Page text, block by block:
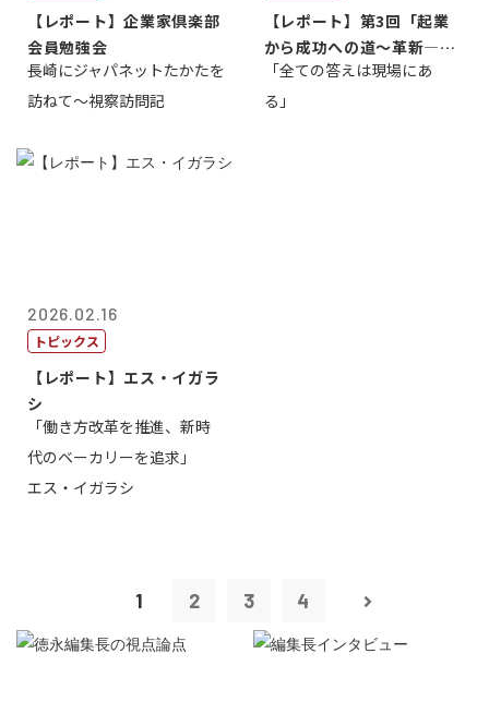
【レポート】企業家倶楽部
会員勉強会
長崎にジャパネットたかたを
訪ねて～視察訪問記
【レポート】第3回「起業
から成功への道～革新―挑
戦の先にある...
「全ての答えは現場にあ
る」
2026.02.16
トピックス
【レポート】エス・イガラ
シ
「働き方改革を推進、新時
代のベーカリーを追求」
エス・イガラシ
1 2 3 4